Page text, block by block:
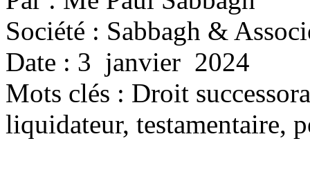
Société : Sabbagh &
Date : 3 janvier 2024
Mots clés : Droit
liquidateur, testamentaire,